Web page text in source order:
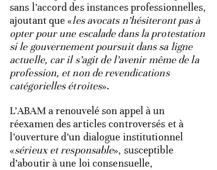
sans l’accord des instances professionnelles,
ajoutant que «les avocats n’hésiteront pas à
opter pour une escalade dans la protestation
si le gouvernement poursuit dans sa ligne
actuelle, car il s’agit de l’avenir même de la
profession, et non de revendications
catégorielles étroites».
L’ABAM a renouvelé son appel à un
réexamen des articles controversés et à
l’ouverture d’un dialogue institutionnel
«sérieux et responsable», susceptible
d’aboutir à une loi consensuelle,